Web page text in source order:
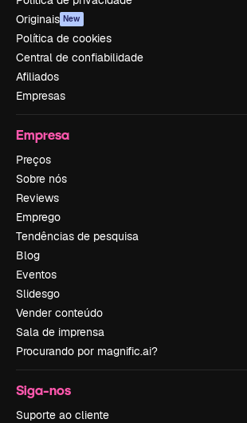
Originais New
Política de cookies
Central de confiabilidade
Afiliados
Empresas
Empresa
Preços
Sobre nós
Reviews
Emprego
Tendências de pesquisa
Blog
Eventos
Slidesgo
Vender conteúdo
Sala de imprensa
Procurando por magnific.ai?
Siga-nos
Suporte ao cliente